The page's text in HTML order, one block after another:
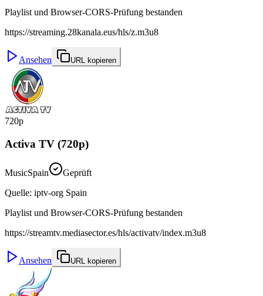
Playlist und Browser-CORS-Prüfung bestanden
https://streaming.28kanala.eus/hls/z.m3u8
Ansehen URL kopieren
720p
Activa TV (720p)
MusicSpain
Geprüft
Quelle: iptv-org Spain
Playlist und Browser-CORS-Prüfung bestanden
https://streamtv.mediasector.es/hls/activatv/index.m3u8
Ansehen URL kopieren